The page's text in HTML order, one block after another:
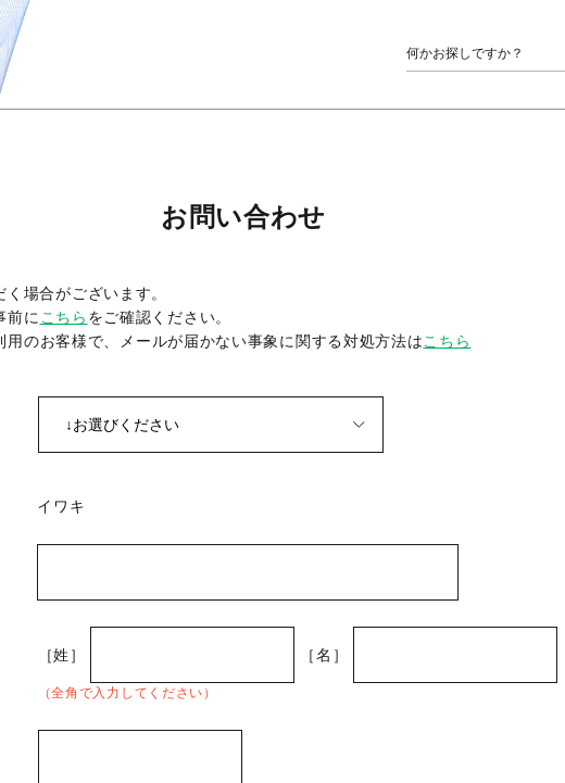
お問い合わせ
場合がございます。
前に こちら をご確認ください。
のお客様で、メールが届かない事象に関する対処方法はこちら
イワキ
［姓］ ［名］
（全角で入力してください）